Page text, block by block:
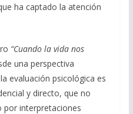
ha captado la atención
“Cuando la vida nos
una perspectiva
evaluación psicológica es
y directo, que no
por interpretaciones